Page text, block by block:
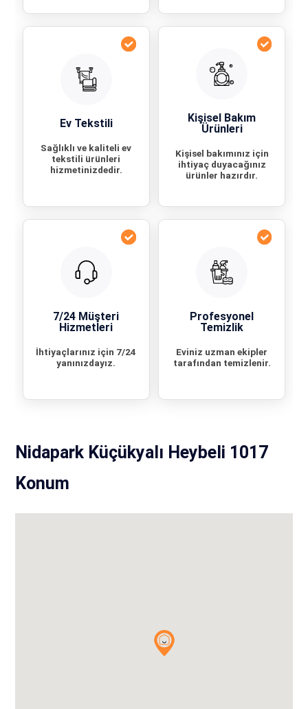
Ev Tekstili
Sağlıklı ve kaliteli ev
tekstili ürünleri
hizmetinizdedir.
Kişisel Bakım
Ürünleri
Kişisel bakımınız için
ihtiyaç duyacağınız
ürünler hazırdır.
7/24 Müşteri
Hizmetleri
İhtiyaçlarınız için 7/24
yanınızdayız.
Profesyonel
Temizlik
Eviniz uzman ekipler
tarafından temizlenir.
Nidapark Küçükyalı Heybeli 1017
Konum